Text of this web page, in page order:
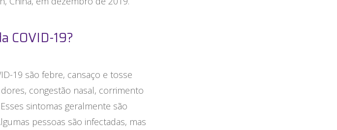
COVID-19?
19 são febre, cansaço e tosse
congestão nasal, corrimento
sintomas geralmente são
pessoas são infectadas, mas